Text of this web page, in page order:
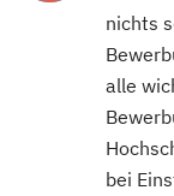
nichts
alle
bei